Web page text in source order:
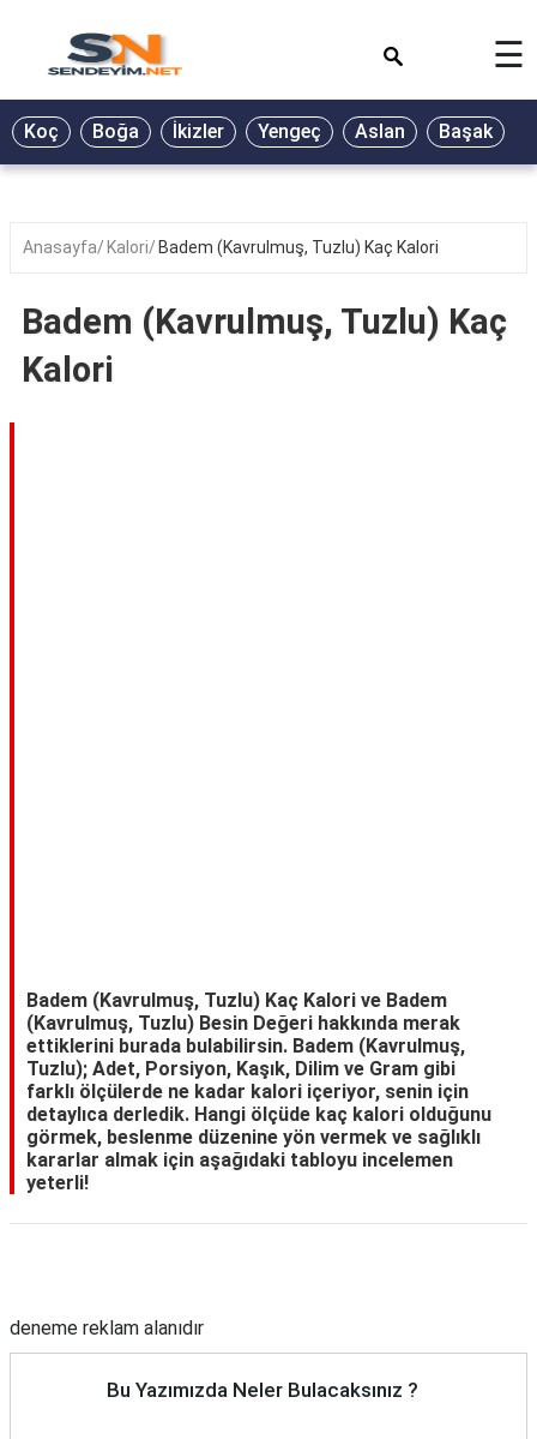
BİYOGRAFİ
GALERİ
ŞİİR
RÜYA
☰
Koç Boğa İkizler Yengeç Aslan Başak
Anasayfa Kalori Badem (Kavrulmuş, Tuzlu) Kaç Kalori
Badem (Kavrulmuş, Tuzlu) Kaç
Kalori
Badem (Kavrulmuş, Tuzlu) Kaç Kalori ve Badem
(Kavrulmuş, Tuzlu) Besin Değeri hakkında merak
ettiklerini burada bulabilirsin. Badem (Kavrulmuş,
Tuzlu); Adet, Porsiyon, Kaşık, Dilim ve Gram gibi
farklı ölçülerde ne kadar kalori içeriyor, senin için
detaylıca derledik. Hangi ölçüde kaç kalori olduğunu
görmek, beslenme düzenine yön vermek ve sağlıklı
kararlar almak için aşağıdaki tabloyu incelemen
yeterli!
deneme reklam alanıdır
Bu Yazımızda Neler Bulacaksınız ?